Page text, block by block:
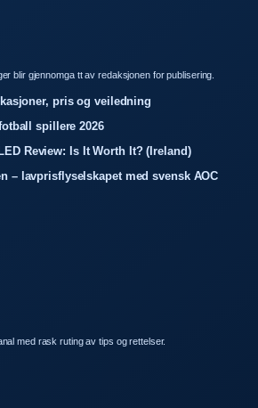
blir gjennomga tt av redaksjonen for publisering.
pris og veiledning
spillere 2026
Review: Is It Worth It? (Ireland)
– lavprisflyselskapet med svensk AOC
med rask ruting av tips og rettelser.